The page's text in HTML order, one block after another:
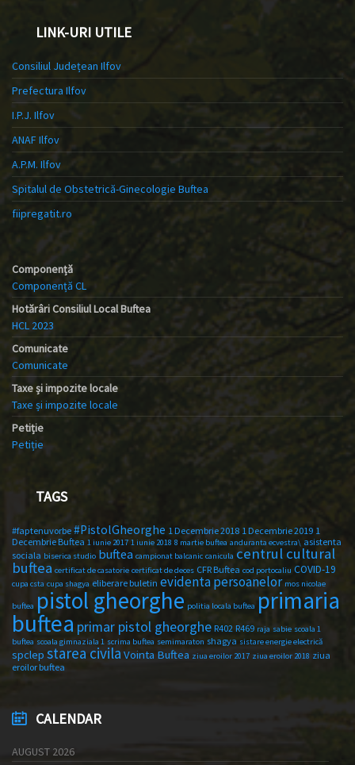
LINK-URI UTILE
Consiliul Județean Ilfov
Prefectura Ilfov
I.P.J. Ilfov
ANAF Ilfov
A.P.M. Ilfov
Spitalul de Obstetrică-Ginecologie Buftea
fiipregatit.ro
Componență
Componență CL
Hotărâri Consiliul Local Buftea
HCL 2023
Comunicate
Comunicate
Taxe și impozite locale
Taxe și impozite locale
Petiție
Petiție
TAGS
#faptenuvorbe #PistolGheorghe 1 Decembrie 2018 1 Decembrie 2019 1
Decembrie Buftea 1 iunie 2017 1 iunie 2018 8 martie buftea anduranta ecvestra\ asistenta
sociala biserica studio buftea campionat balcanic canicula centrul cultural
buftea certificat de casatorie certificat de deces CFR Buftea cod portocaliu COVID-19
cupa csta cupa shagya eliberare buletin evidenta persoanelor mos nicolae
buftea pistol gheorghe politia locala buftea primaria
buftea primar pistol gheorghe R402 R469 raja sabie scoala 1
buftea scoala gimnaziala 1 scrima buftea semimaraton shagya sistare energie electrică
spclep starea civila Vointa Buftea ziua eroilor 2017 ziua eroilor 2018 ziua
eroilor buftea
CALENDAR
AUGUST 2026